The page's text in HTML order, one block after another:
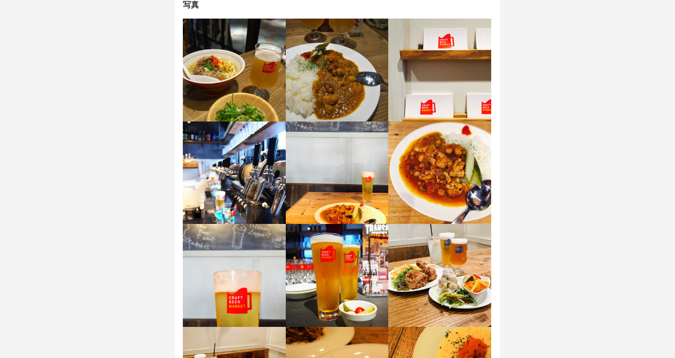
もちろんビールには興味がない…というスタッフもいますので、もしビールが苦手でも大丈夫です
◎
写真
求人を選択する
正社員 店長候補 月給：35万円〜50万円
バイト ホールスタッフ 時給：1,300円〜1,400円
バイト 調理補助 時給：1,300円〜1,400円
求人を選択する
バイト ホールスタッフ 時給：1,250円〜
正社員 店長候補 月給：28万円〜
求人を選択する
正社員 調理補助 月給：22万円〜40万円
求人を選択する
正社員 ホールスタッフ 月給：21万円〜35万円
バイト ホールスタッフ 時給：1,250円〜
正社員 店長候補 月給：28万円〜
正社員 調理師・調理スタッフ 月給：21万円〜35万円
正社員 調理補助 月給：21万円〜35万円
バイト 調理師・調理スタッフ 時給：1,250円〜
バイト 調理補助 時給：1,250円〜
休日は月10日・年間120日（2023年度）と充実◎
リフレッシュしながら頑張れる環境と、安心して長く働ける待遇をご用意しています。
★ 裁量大◎アイデアを発信しやすい環境 ★
メニューもイベントも、会社からの指示はほぼありません！
店舗ごとに大きな裁量を持って、季節メニューの考案やサービスのブラッシュアップなどをおこ
なっています。
お客様に喜ばれ、自分たちも楽しいことなら何でもOK♪
イベントは多くて2〜3ヶ月に1〜3回は主体的に開催中。
スタッフ全員で意見を出し合い、どんどん形にしていけるからやりがい十分です◎
＊服装自由（お客様に爽やかな清潔感を与えられればOK）
＊仕入れ先の開拓
＊メニュー考案（週替りでメニューをご提供するほか、イベント時にコンセプト外の料理を出し
てもOK）
＊イベントの開催
（自身の出身地にちなんだビールと料理のイベントを開催したり、店舗のコンセプト以外の料理
のイベント開催も可能です。）
★ 独立実績あり◎専門スキルが学べる環境 ★
当社で店長をやっていたスタッフ5人が、現在独立しています！
クラフトビールの専門的なスキルが学べるほか、自由度が高いからこそ学べることは多数◎
必ず自分の将来のためになるスキルが自然と身に付きます！
管理やマネジメントなど、お店の運営に関わるノウハウも学べるので、将来独立を考えている方
にはピッタリ☆
「自分のお店を持ちたい！」そんな方には手厚い支援をしています♪
★ 新規出店計画あり◎キャリアアップも叶う環境 ★
1年に1店舗の出店を目指して成長中の当社。
４月からの新大学生も大歓迎！
アルバイトスタッフでまとめてお休みをとって集まることも。
和気あいあいとした雰囲気の先輩たちがお待ちしてます！
身に付くスキル
肉の知識 魚の知識 野菜の知識 チーズの知識 出店開業ノウハウ 店舗運営 メニュー開発
応募資格
必須スキル・経験
コミュニケーション能力
歓迎スキル・経験
飲食店での調理経験 飲食店での接客経験
求める人物像
〜・〜 こんな方にピッタリ！ 〜・〜
●クラフトビールが大好きな方
●クラフトビールってなあに？知りたい方
●飲食の仕事をオールマイティーに学びたい方
●料理を学びたい方
●アットホームなお店で働きたい方
●飲食の仕事を本気でやりたい方
和気あいあいとした雰囲気の先輩たちがお待ちしてます！
身に付くスキル
盛り付け技術 肉の知識 魚の知識 野菜の知識 チーズの知識 洋菓子の知識 出店開業ノウハウ
店舗運営
メニュー開発
応募資格
必須スキル・経験
コミュニケーション能力
歓迎スキル・経験
飲食店での調理経験 飲食店での接客経験
求める人物像
〜・〜 こんな方にピッタリ！ 〜・〜
●飲食の仕事をオールマイティーに学びたい方
●お家で美味しいご飯を作れるようになりたい方
●花嫁修行・・？
●人と話すのが大好きな方
●クラフトビールが大好きな方
●クラフトビールってなあに？知りたい方
●アットホームなお店で働きたい方
●飲食の仕事を本気でやりたい方